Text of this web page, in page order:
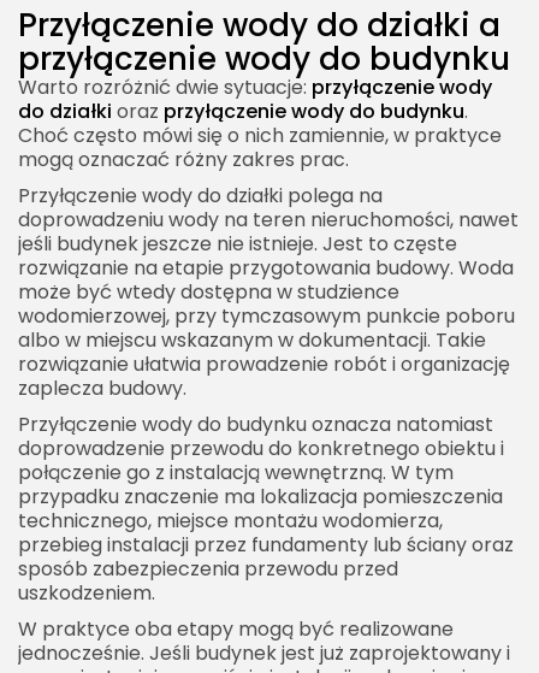
Przyłączenie wody do działki a
przyłączenie wody do budynku
Warto rozróżnić dwie sytuacje: przyłączenie wody
do działki oraz przyłączenie wody do budynku.
Choć często mówi się o nich zamiennie, w praktyce
mogą oznaczać różny zakres prac.
Przyłączenie wody do działki polega na
doprowadzeniu wody na teren nieruchomości, nawet
jeśli budynek jeszcze nie istnieje. Jest to częste
rozwiązanie na etapie przygotowania budowy. Woda
może być wtedy dostępna w studzience
wodomierzowej, przy tymczasowym punkcie poboru
albo w miejscu wskazanym w dokumentacji. Takie
rozwiązanie ułatwia prowadzenie robót i organizację
zaplecza budowy.
Przyłączenie wody do budynku oznacza natomiast
doprowadzenie przewodu do konkretnego obiektu i
połączenie go z instalacją wewnętrzną. W tym
przypadku znaczenie ma lokalizacja pomieszczenia
technicznego, miejsce montażu wodomierza,
przebieg instalacji przez fundamenty lub ściany oraz
sposób zabezpieczenia przewodu przed
uszkodzeniem.
W praktyce oba etapy mogą być realizowane
jednocześnie. Jeśli budynek jest już zaprojektowany i